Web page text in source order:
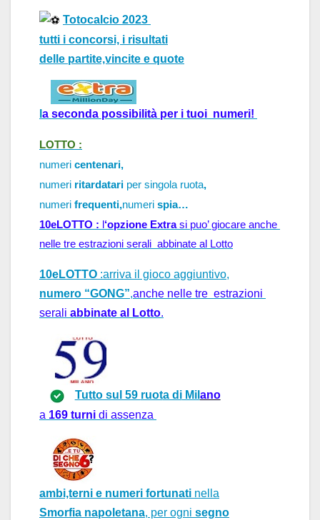
Totocalcio 2023
tutti i concorsi, i risultati
delle partite,vincite e quote
a seconda possibilità per i tuoi  numeri!
LOTTO :
numeri centenari,
numeri ritardatari per singola ruota,
numeri frequenti,numeri spia…
10eLOTTO : l‘opzione Extra si puo’ giocare anche
nelle tre estrazioni serali  abbinate al Lotto
10eLOTTO :arriva il gioco aggiuntivo,
numero “GONG”,anche nelle tre  estrazioni
serali abbinate al Lotto.
Tutto sul 59 ruota diMil ano
a 169 turni di assenza
ambi,terni e numeri fortunati nella
Smorfia napoletana, per ogni segno